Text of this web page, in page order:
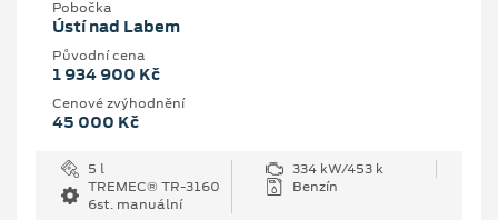
Pobočka
Ústí nad Labem
Původní cena
1 934 900 Kč
Cenové zvýhodnění
45 000 Kč
5 l
334 kW/453 k
TREMEC® TR-3160
6st. manuální
Benzín